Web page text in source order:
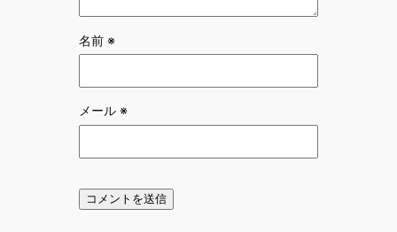
名前 ※
メール ※